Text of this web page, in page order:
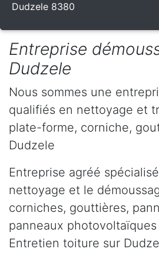
Dudzele 8380
Entreprise
Dudzele
Nous sommes une
qualifiés en nettoyage et
plate-forme, corniche,
Dudzele
Entreprise agréé
nettoyage et le
corniches, gouttières,
panneaux
Entretien toiture sur